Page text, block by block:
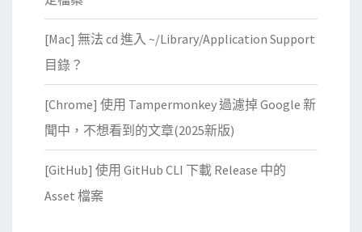
[Mac] 無法 cd 進入 ~/Library/Application Support
目錄？
[Chrome] 使用 Tampermonkey 過濾掉 Google 新
聞中，不想看到的文章(2025新版)
[GitHub] 使用 GitHub CLI 下載 Release 中的
Asset 檔案